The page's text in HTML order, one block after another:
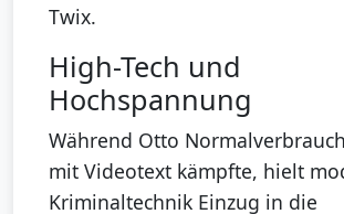
Twix.
High-Tech und
Hochspannung
Während Otto
mit Videotext kämpfte, hielt
Kriminaltechnik Einzug in die